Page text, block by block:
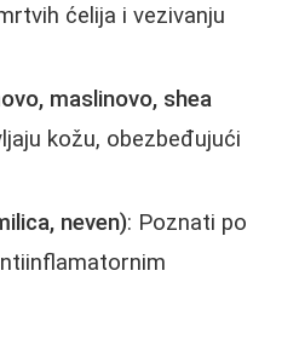
ćelija i vezivanju
maslinovo, shea
kožu, obezbeđujući
neven): Poznati po